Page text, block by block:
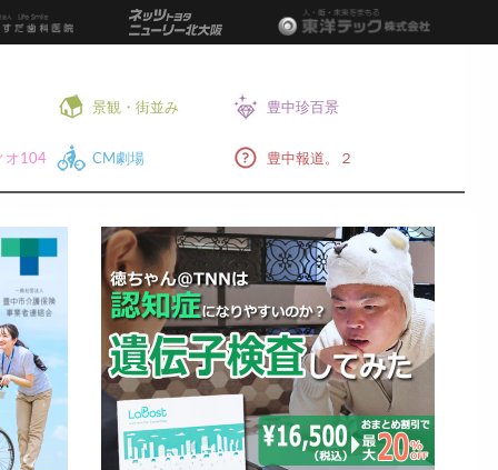
景観・街並み 豊中珍百景
オ104 CM劇場 豊中報道。２